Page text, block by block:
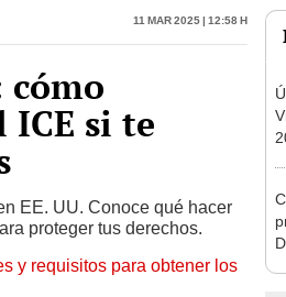
11 Mar 2025 | 12:58 h
cómo
ICE si te
EE. UU. Conoce qué hacer
proteger tus derechos.
y requisitos para obtener los